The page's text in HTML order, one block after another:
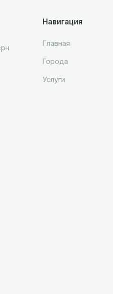
Навигация
Главная
Города
Услуги